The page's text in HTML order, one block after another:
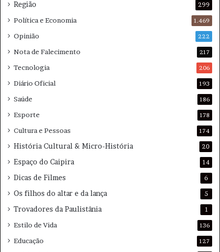
e Região 299
Política e Economia 1.469
Opinião 222
Nota de Falecimento 217
Tecnologia 206
Diário Oficial 193
Saúde 186
Esporte 178
Cultura e Pessoas 174
História Cultural & Micro-História 20
Espaço do Caipira 14
Dicas de Filmes 6
Os filhos do altar e da lança 5
Trovadores da Paulistânia 1
Estilo de Vida 136
Educação 127